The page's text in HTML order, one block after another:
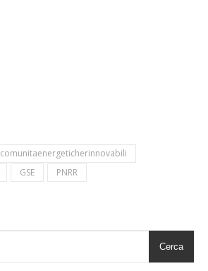
comunitaenergeticherinnovabili
GSE PNRR
Cerca